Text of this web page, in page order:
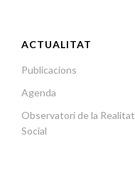
ACTUALITAT
Publicacions
Agenda
Observatori de la Realitat
Social